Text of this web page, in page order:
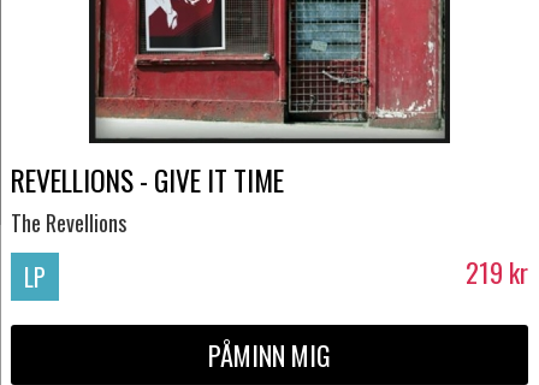
REVELLIONS - GIVE IT TIME
The Revellions
LP 219 kr
PÅMINN MIG